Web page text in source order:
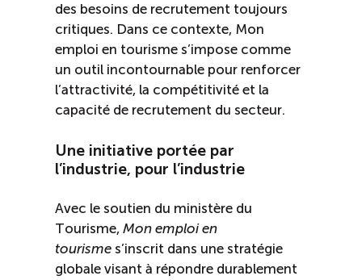
des besoins de recrutement toujours
critiques. Dans ce contexte, Mon
emploi en tourisme s’impose comme
un outil incontournable pour renforcer
l’attractivité, la compétitivité et la
capacité de recrutement du secteur.
Une initiative portée par
l’industrie, pour l’industrie
Avec le soutien du ministère du
Tourisme, Mon emploi en
tourisme s’inscrit dans une stratégie
globale visant à répondre durablement